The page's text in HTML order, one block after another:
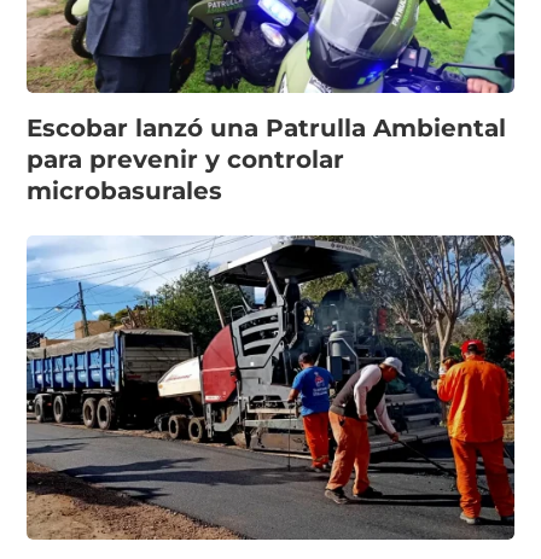
Escobar lanzó una Patrulla Ambiental
para prevenir y controlar
microbasurales